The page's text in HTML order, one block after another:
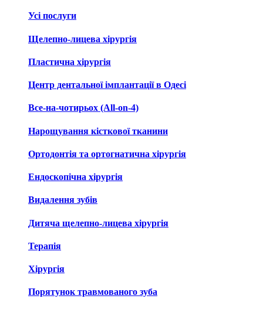
Усі послуги
Щелепно-лицева хірургія
Пластична хірургія
Центр дентальної імплантації в Одесі
Все-на-чотирьох (All-on-4)
Нарощування кісткової тканини
Ортодонтія та ортогнатична хірургія
Ендоскопічна хірургія
Видалення зубів
Дитяча щелепно-лицева хірургія
Терапія
Хірургія
Порятунок травмованого зуба